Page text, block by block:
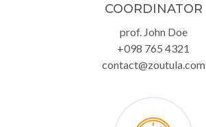
COORDINATOR
prof. John Doe
+098 765 4321
contact@zoutula.com